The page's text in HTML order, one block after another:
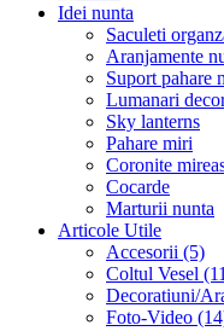
Idei nunta
Saculeti
Aranjamente
Suport pahare
Lumanari
Sky lanterns
Pahare miri
Coronite
Cocarde
Marturii nunta
Articole Utile
Accesorii (5)
Coltul Vesel
Decoratiuni/
Foto-Video